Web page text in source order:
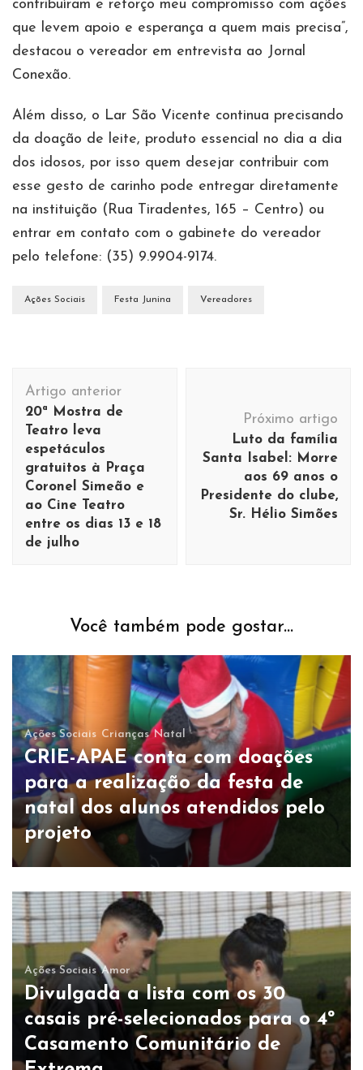
contribuíram e reforço meu compromisso com ações
que levem apoio e esperança a quem mais precisa”,
destacou o vereador em entrevista ao Jornal
Conexão.
Além disso, o Lar São Vicente continua precisando
da doação de leite, produto essencial no dia a dia
dos idosos, por isso quem desejar contribuir com
esse gesto de carinho pode entregar diretamente
na instituição (Rua Tiradentes, 165 – Centro) ou
entrar em contato com o gabinete do vereador
pelo telefone: (35) 9.9904-9174.
Ações Sociais Festa Junina Vereadores
Navegação
de
post
Artigo anterior
20ª Mostra de
Teatro leva
espetáculos
gratuitos à Praça
Coronel Simeão e
ao Cine Teatro
entre os dias 13 e 18
de julho
Próximo artigo
Luto da família
Santa Isabel: Morre
aos 69 anos o
Presidente do clube,
Sr. Hélio Simões
Você também pode gostar...
Ações Sociais Crianças Natal
CRIE-APAE conta com doações
para a realização da festa de
natal dos alunos atendidos pelo
projeto
Ações Sociais Amor
Divulgada a lista com os 30
casais pré-selecionados para o 4º
Casamento Comunitário de